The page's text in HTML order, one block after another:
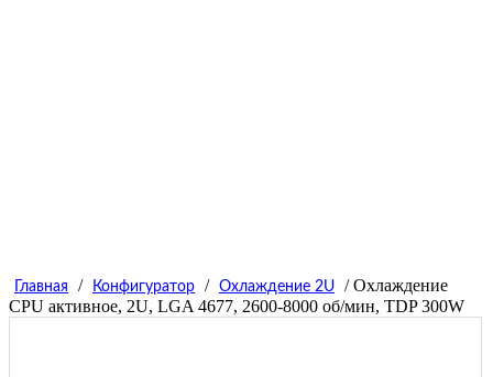
Главная / Конфигуратор / Охлаждение 2U
/ Охлаждение
CPU активное, 2U, LGA 4677, 2600-8000 об/мин, TDP 300W